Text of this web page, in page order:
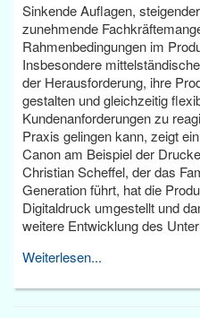
Sinkende Auflagen,
zunehmende
Rahmenbedingungen im
Insbesondere
der Herausforderung, ihre
gestalten und gleichzeitig
Kundenanforderungen zu
Praxis gelingen kann, zeigt
Canon am Beispiel der
Christian Scheffel, der das
Generation führt, hat die
Digitaldruck umgestellt und
weitere Entwicklung des
Weiterlesen...